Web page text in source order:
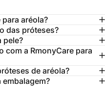
aréola?
das próteses?
pele?
com a RmonyCare para
de aréola?